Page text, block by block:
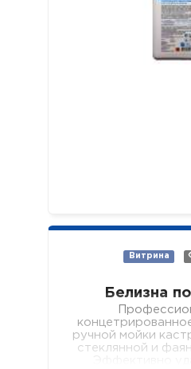
Витрина
Белизна
ручной мойки
стеклянной и